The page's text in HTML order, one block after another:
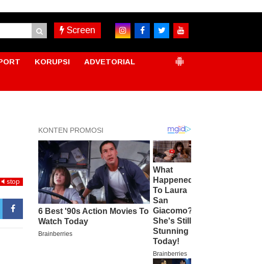
Screen
KORUPSI ADVETORIAL
stop